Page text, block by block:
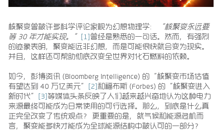
核聚变曾被许多科学评论家视为幻想物理学：
“核聚变永远要
等 30 年才能实现。” [1] 曾经是熟悉的一句话。然而，有强烈
的迹象表明，聚变能远非幻想，而是可能很快就会变为现实。
并且，这样还可帮助彻底改变全世界对化石燃料的依赖。
如今，彭博资讯 (Bloomberg Intelligence) 的“核聚变市场估值
有望达到 40 万亿美元”
[2]和福布斯 (Forbes) 的“核聚变进入
新时代”
[3] 等媒体头条反映了人们越来越兴奋地认为这种电力
来源最终可能成为日常使用的可行选择。那么，到底是什么真
正完全改变了传统观点？ 更重要的是，就气候和能源危机而
言，聚变能多快才能成为全球能源结构中被认可的一部分？